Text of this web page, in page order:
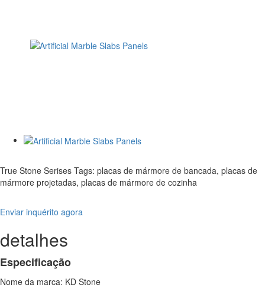
True Stone Serises Tags: placas de mármore de bancada, placas de
mármore projetadas, placas de mármore de cozinha
Enviar inquérito agora
detalhes
Especificação
Nome da marca: KD Stone